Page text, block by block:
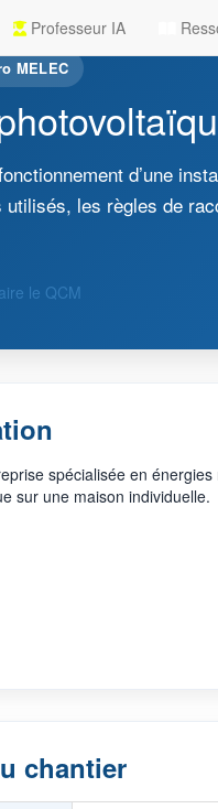
Professeur IA
MELEC
d’une
les règles de
le QCM
spécialisée en
sur une maison individuelle.
chantier